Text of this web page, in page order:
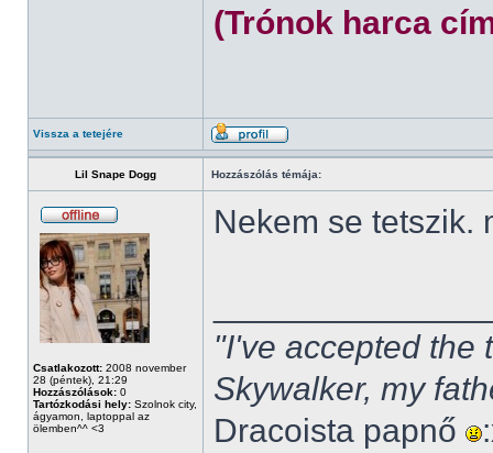
(Trónok harca
Vissza a tetejére
Lil Snape Dogg Hozzászólás témája:
Csatlakozott: 2008 november
28 (péntek), 21:29
Hozzászólások: 0
Tartózkodási hely: Szolnok city,
ágyamon, laptoppal az
ölemben^^ <3
Nekem se tetszik.
"I've accepted the
Skywalker, my
Dracoista papnő